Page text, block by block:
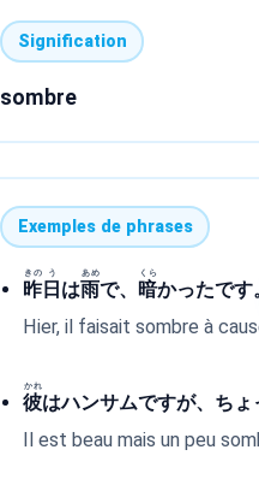
Signification
sombre
Exemples de phrases
昨
きの
日
う
は雨
あめ
で、 暗
くら
かったです
Hier, il faisait sombre à
彼
かれ
はハンサムですが、ちょ
Il est beau mais un peu